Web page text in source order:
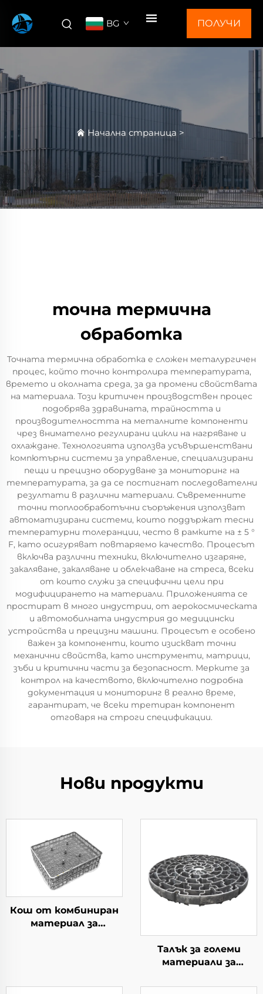
BG ПОЛУЧИ
Начална страница >
точна термична
обработка
Точната термична обработка е сложен металургичен
процес, който точно контролира температурата,
времето и околната среда, за да промени свойствата
на материала. Този критичен производствен процес
подобрява здравината, трайността и
производителността на металните компоненти
чрез внимателно регулирани цикли на нагряване и
охлаждане. Технологията използва усъвършенствани
компютърни системи за управление, специализирани
пещи и прецизно оборудване за мониторинг на
температурата, за да се постигнат последователни
резултати в различни материали. Съвременните
точни топлообработъчни съоръжения използват
автоматизирани системи, които поддържат тесни
температурни толеранции, често в рамките на ± 5 °
F, като осигуряват повтаряемо качество. Процесът
включва различни техники, включително изгаряне,
закаляване, закаляване и облекчаване на стреса, всеки
от които служи за специфични цели при
модифицирането на материали. Приложенията се
простират в много индустрии, от аерокосмическата
и автомобилната индустрия до медицински
устройства и прецизни машини. Процесът е особено
важен за компоненти, които изискват точни
механични свойства, като инструменти, матрици,
зъби и критични части за безопасност. Мерките за
контрол на качеството, включително подробна
документация и мониторинг в реално време,
гарантират, че всеки третиран компонент
отговаря на строги спецификации.
Нови продукти
Кош от комбиниран
материал за
Талък за големи
материали за
тип колодезен